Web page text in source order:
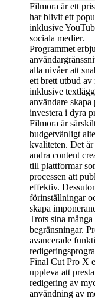
Filmora är ett
har blivit ett
inklusive
sociala medier.
Programmet
alla nivåer att
ett brett utbud
inklusive
användare
investera i dyra
Filmora är
budgetvänligt
kvaliteten. Det
andra content
till plattformar
processen att
effektiv.
förinställningar
skapa
Trots sina
begränsningar.
avancerade
Final Cut Pro X
uppleva att
redigering av
användning av